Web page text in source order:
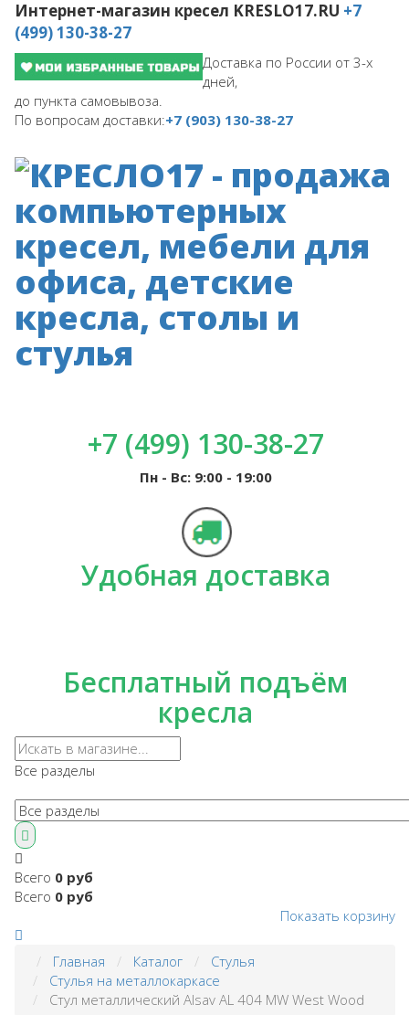
Интернет-магазин кресел KRESLO17.RU +7
(499) 130-38-27
Доставка по России от 3-х
дней,
до пункта самовывоза.
По вопросам доставки:+7 (903) 130-38-27
+7 (499) 130-38-27
Пн - Вс: 9:00 - 19:00
Удобная доставка
Бесплатный подъём
кресла
Все разделы
Всего 0 руб
Всего 0 руб
Показать корзину
Главная Каталог
Стулья
Стулья на металлокаркасе
Стул металлический Alsav AL 404 МW West Wood